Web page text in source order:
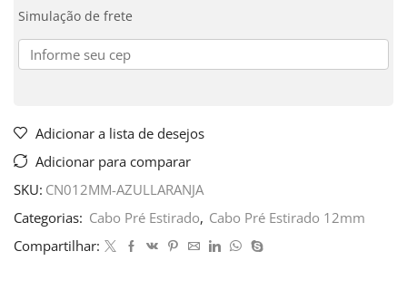
Simulação de frete
Adicionar a lista de desejos
Adicionar para comparar
SKU: CN012MM-AZULLARANJA
Categorias: Cabo Pré Estirado, Cabo Pré Estirado 12mm
Compartilhar: